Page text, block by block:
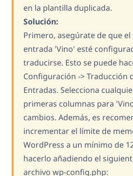
en la plantilla duplicada.
Solución:
Primero, asegúrate de que
entrada 'Vino' esté
traducirse. Esto se puede
Configuración -> Traducción
Entradas. Selecciona
primeras columnas para
cambios. Además, es
incrementar el límite de
WordPress a un mínimo de
hacerlo añadiendo el
archivo wp-config.php: